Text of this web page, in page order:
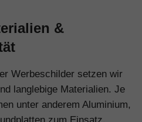
&
Werbeschilder setzen wir
langlebige Materialien. Je
unter anderem Aluminium,
zum Einsatz.